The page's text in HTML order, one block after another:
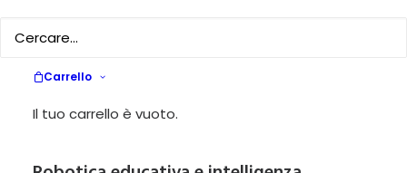
Carrello
Il tuo carrello è vuoto.
by Paola Navotti